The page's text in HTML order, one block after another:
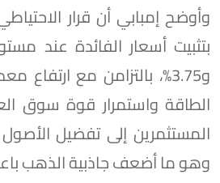
وأوضح إمبابي أن قرار
و3.75%، بالتزامن مع
الطاقة واستمرار قوة سوق
المستثمرين إلى تفضيل الأصول
وهو ما أضعف جاذبية الذهب